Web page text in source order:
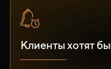
Клиенты хотят